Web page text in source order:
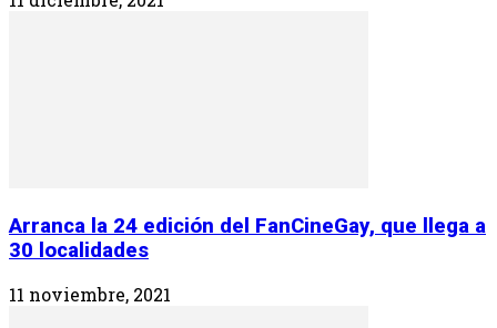
Arranca la 24 edición del FanCineGay, que llega a
30 localidades
11 noviembre, 2021